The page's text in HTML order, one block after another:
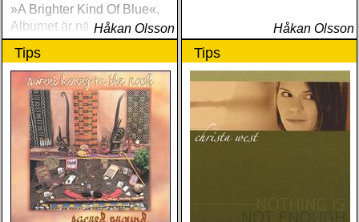
»A Brighter Kind Of Blue«.
Albumet är nära, enkelt och
ärligt och handlar om
upplevelser och historier
från en ung mans liv
Håkan Olsson Håkan Olsson
Tips Tips